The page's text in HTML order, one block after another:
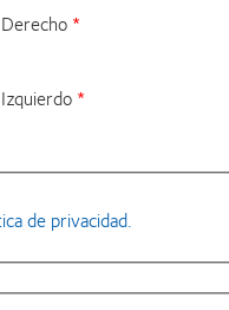
de privacidad.